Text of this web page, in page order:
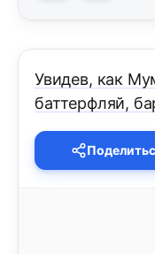
Увидев, как
баттерфляй,